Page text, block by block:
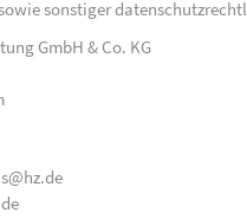
sonstiger
GmbH & Co. KG